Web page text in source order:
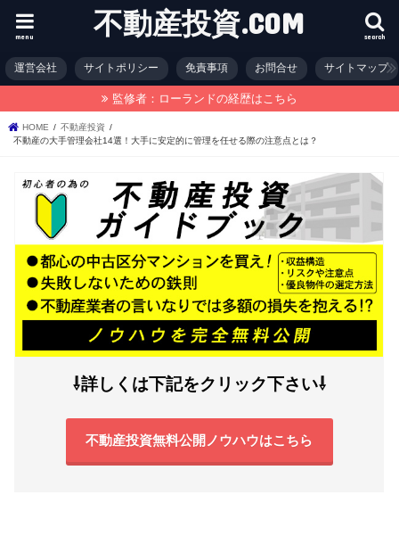
不動産投資.COM search
menu
運営会社 サイトポリシー 免責事項 お問合せ サイトマップ
監修者：ローランドの経歴はこちら
HOME
不動産投資
不動産の大手管理会社14選！大手に安定的に管理を任せる際の注意点とは？
⇩詳しくは下記をクリック下さい⇩
不動産投資無料公開ノウハウはこちら